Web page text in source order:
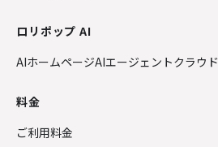
ロリポップ AI
AIホームページAIエージェントクラウド
料金
ご利用料金